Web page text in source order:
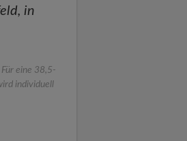
in
eine 38,5-
individuell